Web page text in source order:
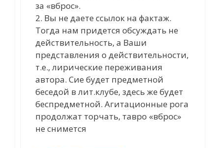
за «вброс».
2. Вы не даете ссылок на фактаж.
Тогда нам придется обсуждать не
действительность, а Ваши
представления о действительности,
т.е., лирические переживания
автора. Сие будет предметной
беседой в лит.клубе, здесь же будет
беспредметной. Агитационные рога
продолжат торчать, тавро «вброс»
не снимется